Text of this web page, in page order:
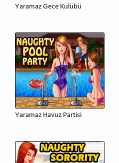
Yaramaz Gece Kulübü
Yaramaz Havuz Partisi